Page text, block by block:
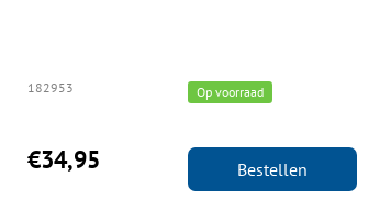
182953 Op voorraad
€34,95 Bestellen